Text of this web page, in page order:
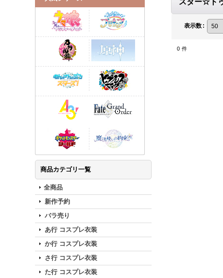
商品カテゴリ一覧
全商品
新作予約
バラ売り
あ行 コスプレ衣装
か行 コスプレ衣装
さ行 コスプレ衣装
た行 コスプレ衣装
スター☆ト
表示数 :
0 件